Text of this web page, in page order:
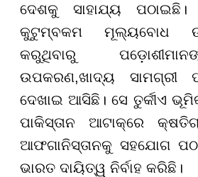
ଦେଶକୁ ସାହାଯ୍ୟ
କୁଟୁମ୍ବକମ ମୂଲ୍ୟବୋଧ
କରୁଥିବାରୁ
ଉପକରଣ,ଖାଦ୍ୟ ସାମଗ୍ରୀ
ଦେଖାଇ ଆସିଛି। ସେ ତୁର୍କୀଏ
ପାକିସ୍ତାନ ଆଟାକ୍ରେ
ଆଫଗାନିସ୍ତାନକୁ ସହଯୋଗ
ଭାରତ ଦାୟିତ୍ୱ ନିର୍ବାହ କରିଛି।